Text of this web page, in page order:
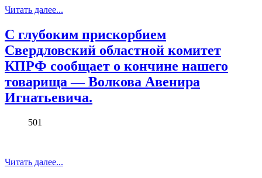
Читать далее...
С глубоким прискорбием
Свердловский областной комитет
КПРФ сообщает о кончине нашего
товарища — Волкова Авенира
Игнатьевича.
501
Читать далее...